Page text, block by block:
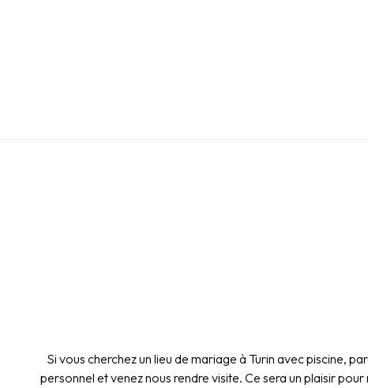
Si vous cherchez un lieu de mariage à Turin avec piscine,
personnel et venez nous rendre visite. Ce sera un plaisir